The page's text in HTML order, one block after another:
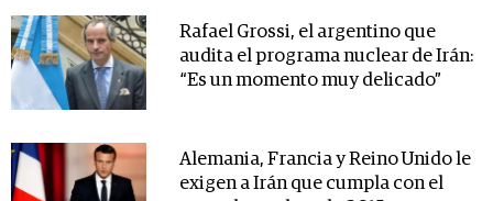
Rafael Grossi, el argentino que
audita el programa nuclear de Irán:
“Es un momento muy delicado”
Alemania, Francia y Reino Unido le
exigen a Irán que cumpla con el